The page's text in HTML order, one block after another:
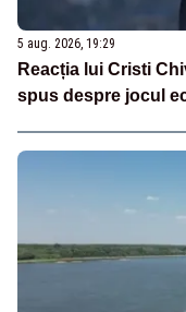
5 aug. 2026, 19:29
Reacția lui Cristi
spus despre jocul